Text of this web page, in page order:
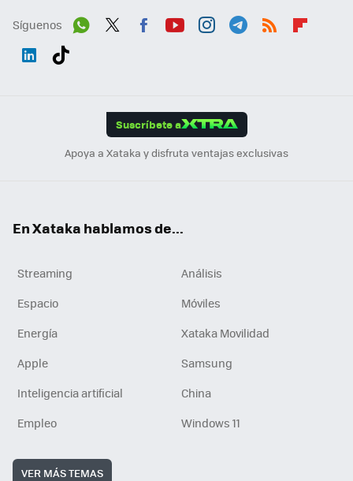
Síguenos
Suscríbete a
Apoya a Xataka y disfruta ventajas exclusivas
En Xataka hablamos de...
Streaming
Análisis
Espacio
Móviles
Energía
Xataka Movilidad
Apple
Samsung
Inteligencia artificial
China
Empleo
Windows 11
VER MÁS TEMAS